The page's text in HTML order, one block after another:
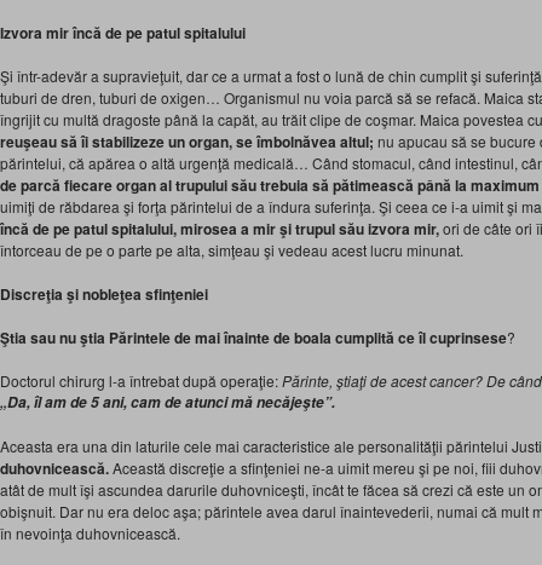
Izvora mir încă de pe patul spitalului
Şi într-adevăr a supravieţuit, dar ce a urmat a fost o lună de chin cumplit şi
tuburi de dren, tuburi de oxigen… Organismul nu voia parcă să se refacă. Maica
îngrijit cu multă dragoste până la capăt, au trăit clipe de coşmar. Maica povestea
reuşeau să îi stabilizeze un organ, se îmbolnăvea altul; nu apucau să se
părintelui, că apărea o altă urgenţă medicală… Când stomacul, când intestinul,
de parcă fiecare organ al trupului său trebuia să pătimească până la
uimiţi de răbdarea şi forţa părintelui de a îndura suferinţa. Şi ceea ce i-a uimit şi
încă de pe patul spitalului, mirosea a mir şi trupul său izvora mir,ori de câte ori
întorceau de pe o parte pe alta, simţeau şi vedeau acest lucru minunat.
Discreţia şi nobleţea sfinţeniei
Ştia sau nu ştia Părintele de mai înainte de boala cumplită ce îl cuprinsese?
Doctorul chirurg l-a întrebat după operaţie:Părinte, ştiaţi de acest cancer? De
„Da, îl am de 5 ani, cam de atunci mă necăjeşte”.
Aceasta era una din laturile cele mai caracteristice ale personalităţii părintelui
duhovnicească.Această discreţie a sfinţeniei ne-a uimit mereu şi pe noi, fiii
atât de mult îşi ascundea darurile duhovniceşti, încât te făcea să crezi că este un
obişnuit. Dar nu era deloc aşa; părintele avea darul înaintevederii, numai că mult
în nevoinţa duhovnicească.